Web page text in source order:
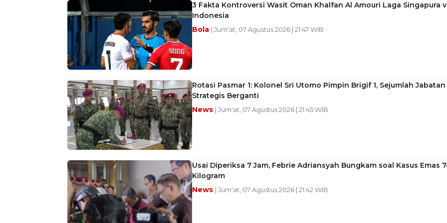
3 Fakta Kontroversi Wasit Oman Khalfan Al Amouri Laga Singapura
Indonesia
Bola | Jum'at, 07 Agustus 2026 | 21:47 WIB
Rotasi Pasmar 1: Kolonel Sri Utomo Pimpin Brigif 1, Sejumlah Jabatan
Strategis Berganti
News | Jum'at, 07 Agustus 2026 | 21:45 WIB
Usai Diperiksa 7 Jam, Febrie Adriansyah Bungkam soal Kasus Emas
Kilogram
News | Jum'at, 07 Agustus 2026 | 21:42 WIB